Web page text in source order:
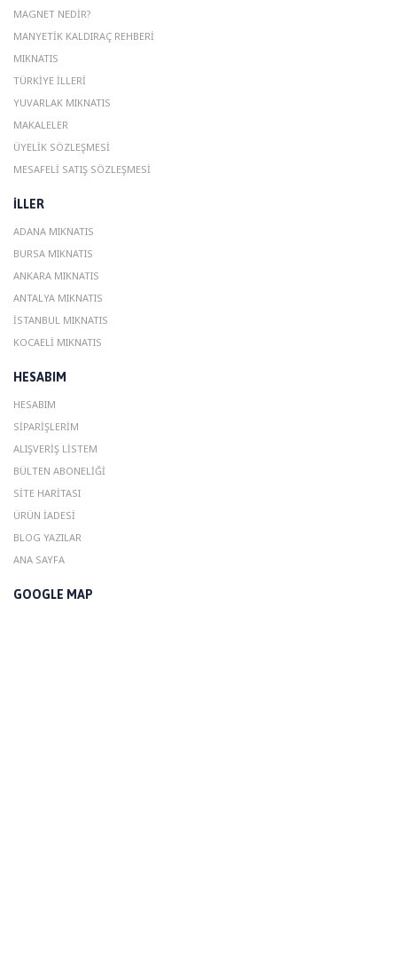
MAGNET NEDIR?
MANYETIK KALDIRAÇ REHBERI
MIKNATIS
TÜRKIYE İLLERI
YUVARLAK MIKNATIS
MAKALELER
ÜYELIK SÖZLEŞMESI
MESAFELI SATIŞ SÖZLEŞMESI
ILLER
ADANA MIKNATIS
BURSA MIKNATIS
ANKARA MIKNATIS
ANTALYA MIKNATIS
ISTANBUL MIKNATIS
KOCAELI MIKNATIS
HESABIM
HESABIM
SIPARIŞLERIM
ALIŞVERIŞ LISTEM
BÜLTEN ABONELIĞI
SITE HARITASI
ÜRÜN İADESI
BLOG YAZILAR
ANA SAYFA
GOOGLE MAP